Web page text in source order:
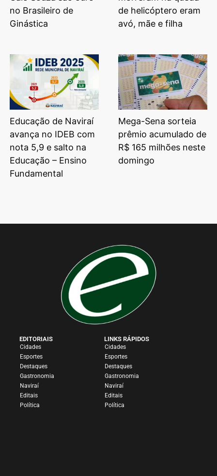
no Brasileiro de
Ginástica
de helicóptero eram
avó, mãe e filha
Educação de Naviraí
avança no IDEB com
nota 5,9 e salto na
Educação – Ensino
Fundamental
Mega-Sena sorteia
prêmio acumulado de
R$ 165 milhões neste
domingo
EDITORIAIS
Cidades
Esportes
Destaques
Gastronomia
Naviraí
Editais
Política
LINKS RÁPIDOS
Cidades
Esportes
Destaques
Gastronomia
Naviraí
Editais
Política